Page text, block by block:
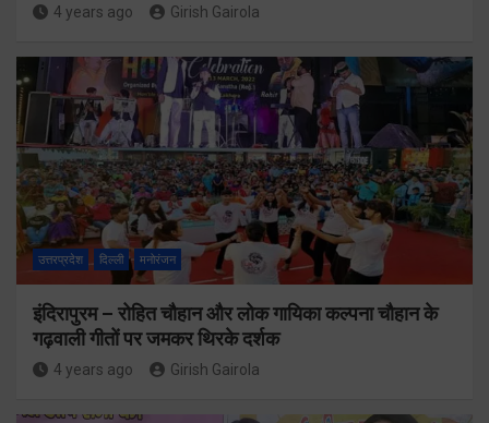
4 years ago Girish Gairola
उत्तरप्रदेश दिल्ली मनोरंजन
इंदिरापुरम – रोहित चौहान और लोक गायिका कल्पना चौहान के
गढ़वाली गीतों पर जमकर थिरके दर्शक
4 years ago Girish Gairola